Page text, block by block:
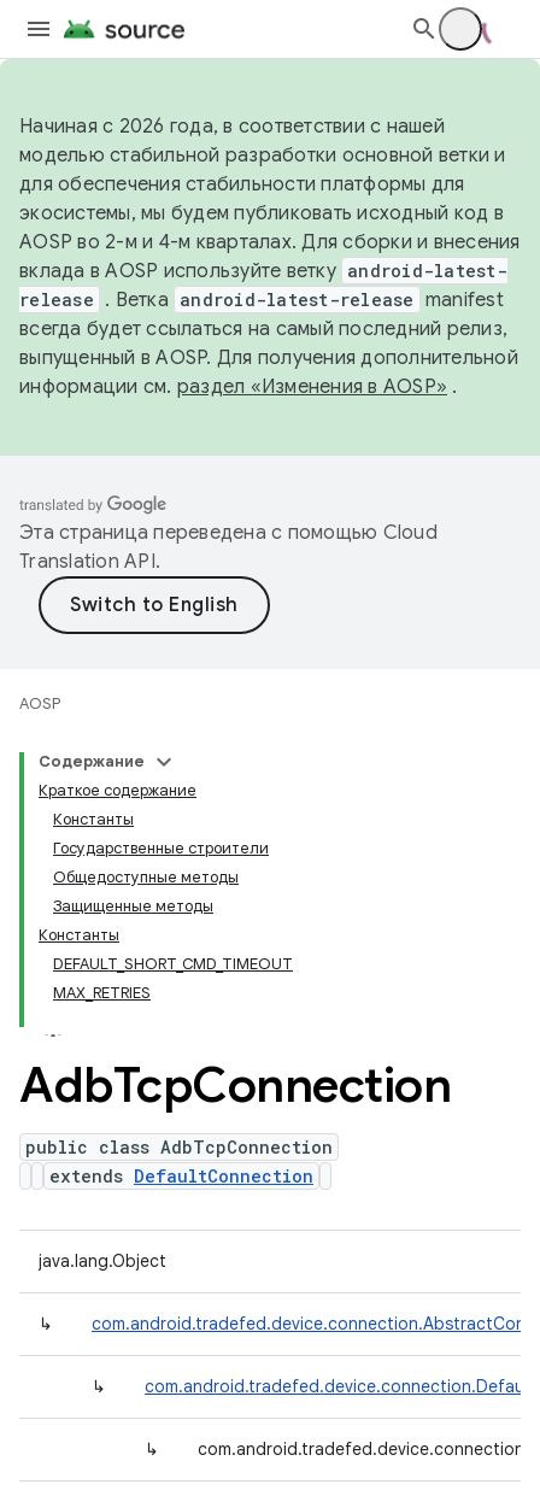
Начиная с 2026 года, в соответствии с нашей
моделью стабильной разработки основной ветки и
для обеспечения стабильности платформы для
экосистемы, мы будем публиковать исходный код в
AOSP во 2-м и 4-м кварталах. Для сборки и внесения
вклада в AOSP используйте ветку android-latest-
release . Ветка android-latest-release manifest
всегда будет ссылаться на самый последний релиз,
выпущенный в AOSP. Для получения дополнительной
информации см. раздел «Изменения в AOSP» .
Эта страница переведена с помощью Cloud
Translation API.
AOSP
Содержание
Краткое содержание
Константы
Государственные строители
Общедоступные методы
Защищенные методы
Константы
DEFAULT_SHORT_CMD_TIMEOUT
MAX_RETRIES
AdbTcpConnection
public class AdbTcpConnection
extends DefaultConnection
java.lang.Object
↳
↳
↳